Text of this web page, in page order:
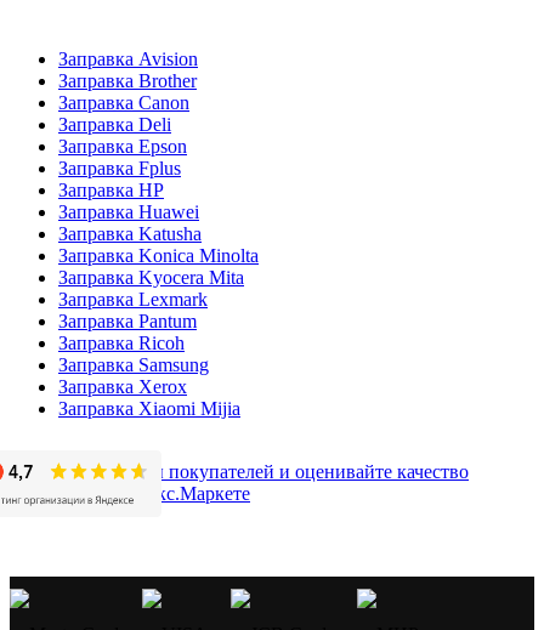
Заправка Avision
Заправка Brother
Заправка Canon
Заправка Deli
Заправка Epson
Заправка Fplus
Заправка HP
Заправка Huawei
Заправка Katusha
Заправка Konica Minolta
Заправка Kyocera Mita
Заправка Lexmark
Заправка Pantum
Заправка Ricoh
Заправка Samsung
Заправка Xerox
Заправка Xiaomi Mijia